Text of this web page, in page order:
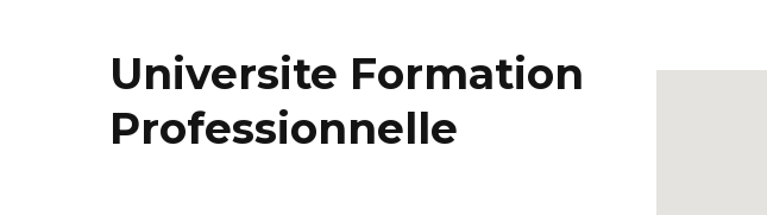
Universite Formation
Professionnelle